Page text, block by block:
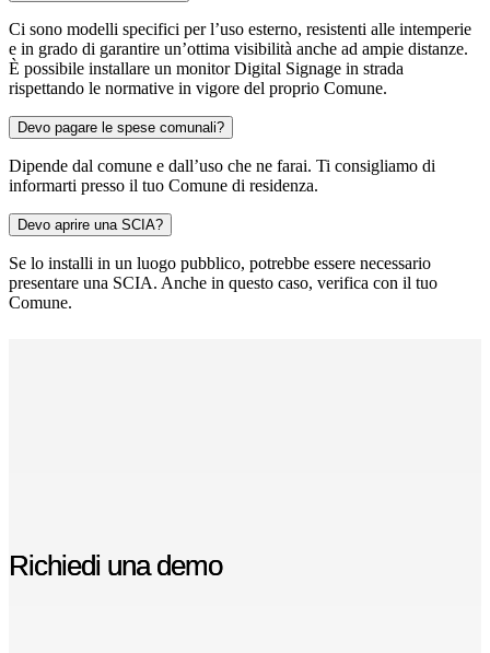
Ci sono modelli specifici per l’uso esterno, resistenti alle intemperie
e in grado di garantire un’ottima visibilità anche ad ampie distanze.
È possibile installare un monitor Digital Signage in strada
rispettando le normative in vigore del proprio Comune.
Devo pagare le spese comunali?
Dipende dal comune e dall’uso che ne farai. Ti consigliamo di
informarti presso il tuo Comune di residenza.
Devo aprire una SCIA?
Se lo installi in un luogo pubblico, potrebbe essere necessario
presentare una SCIA. Anche in questo caso, verifica con il tuo
Comune.
Richiedi una demo